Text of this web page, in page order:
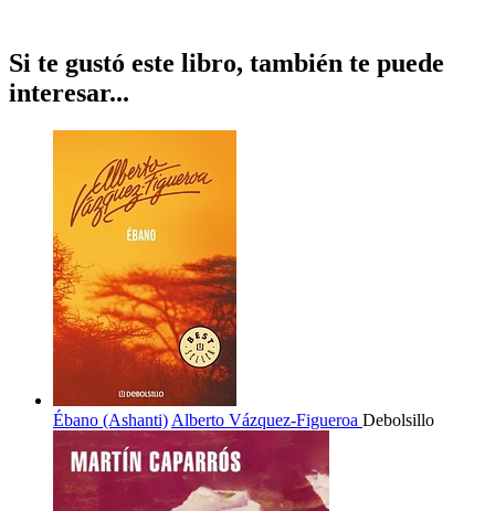
Si te gustó este libro, también te puede
interesar...
Ébano (Ashanti) Alberto Vázquez-Figueroa Debolsillo